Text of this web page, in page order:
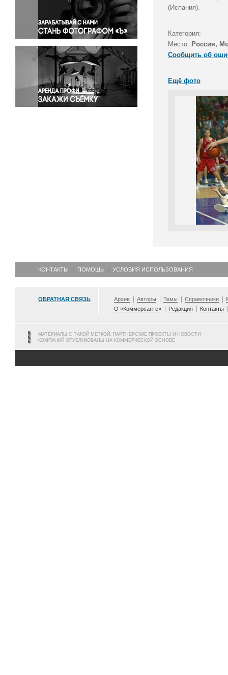
Правосудие
Происшествия и конфликты
Религия
Светская жизнь
Спорт
Экология
Экономика и бизнес
(Испания).
Категория:
Место: Россия,
Сообщить об
Ещё фото
КОНТАКТЫ ПОМОЩЬ УСЛОВИЯ ИСПОЛЬЗОВАНИЯ
ОБРАТНАЯ СВЯЗЬ Архив Авторы Темы Справочники
О «Коммерсанте»
Редакция Контакты
МАТЕРИАЛЫ С ТАКОЙ МЕТКОЙ, ПАРТНЕРСКИЕ ПРОЕКТЫ И НОВОСТИ
КОМПАНИЙ ОПУБЛИКОВАНЫ НА КОММЕРЧЕСКОЙ ОСНОВЕ